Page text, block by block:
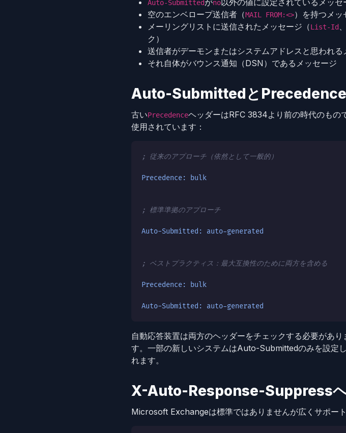
Auto-Submittedがno以外の値に設定されているメッセ
空のエンベロープ送信者（MAIL FROM:<>）を持つメッ
メーリングリストに送信されたメッセージ（List-Id 、
ク）
送信者がデーモンまたはシステムアドレスと思われる
それ自体がバウンス通知（DSN）であるメッセージ
Auto-SubmittedとPrecedence
古いPrecedenceヘッダーはRFC 3834より前の時代のもの
使用されています：
; 従来のアプローチ（依然として一般的）
Precedence: bulk
; 標準準拠のアプローチ
Auto-Submitted: auto-generated
; ベストプラクティス：最大互換性のために両方を含める
Precedence: bulk
Auto-Submitted: auto-generated
自動応答装置は両方のヘッダーをチェックする必要があ
す。一部の新しいシステムはAuto-Submittedのみを設定
れます。
X-Auto-Response-Suppress
Microsoft Exchangeは標準ではありませんが広くサポー